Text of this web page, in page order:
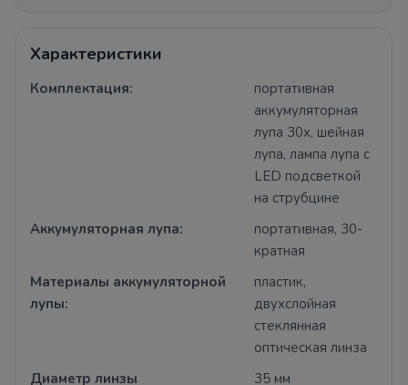
Характеристики
Комплектация:
портативная
аккумуляторная
лупа 30x, шейная
лупа, лампа лупа с
LED подсветкой
на струбцине
Аккумуляторная лупа:
портативная, 30-
кратная
Материалы аккумуляторной
лупы:
пластик,
двухслойная
стеклянная
оптическая линза
Диаметр линзы
35 мм